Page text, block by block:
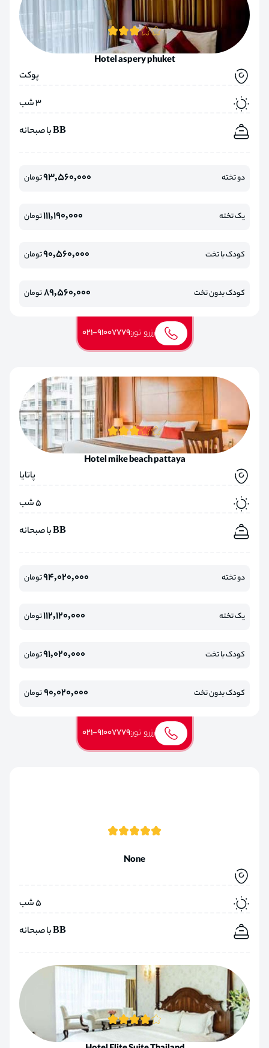
Hotel aspery phuket
پوکت
3 شب
BB با صبحانه
دو تخته 93,560,000تومان
یک تخته 111,190,000تومان
کودک با تخت 90,560,000تومان
کودک بدون تخت 89,560,000تومان
رزرو تور:021-91007779
Hotel mike beach pattaya
پاتایا
5 شب
BB با صبحانه
دو تخته 94,020,000تومان
یک تخته 112,120,000تومان
کودک با تخت 91,020,000تومان
کودک بدون تخت 90,020,000تومان
رزرو تور:021-91007779
None
5 شب
BB با صبحانه